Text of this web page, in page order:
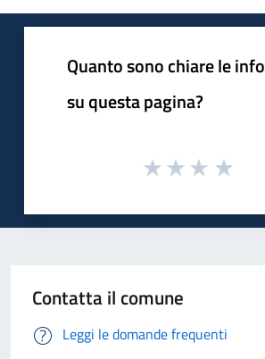
Quanto sono chiare le
su questa pagina?
Contatta il comune
Leggi le domande frequenti